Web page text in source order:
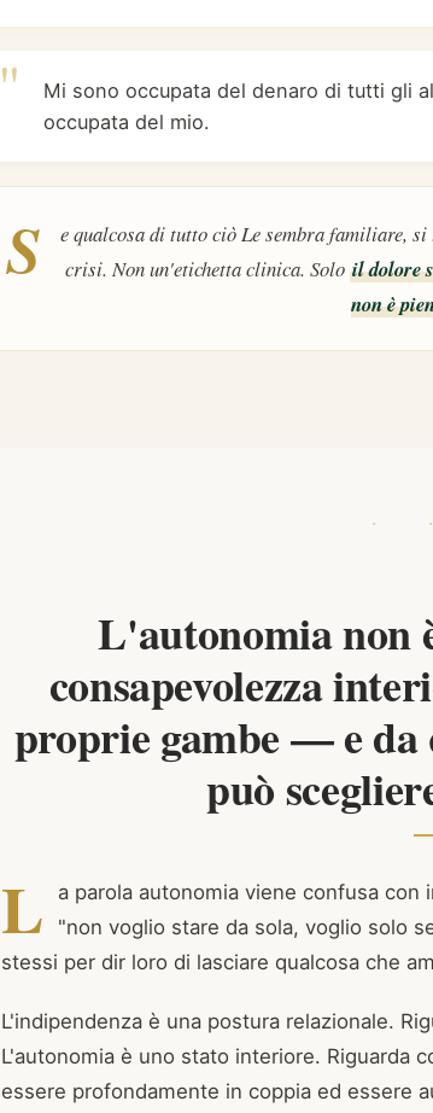
Mi sono occupata del denaro di tutti gli
occupata del mio.
S
e qualcosa di tutto ciò Le sembra familiare,
crisi. Non un'etichetta clinica. Soloil dolore
non è
L'autonomia non
consapevolezza
proprie gambe — e da
può
L
a parola autonomia viene confusa
"non voglio stare da sola, voglio solo
stessi per dir loro di lasciare qualcosa che
L'indipendenza è una postura relazionale.
L'autonomia è uno stato interiore. Riguarda
essere profondamente in coppia ed essere